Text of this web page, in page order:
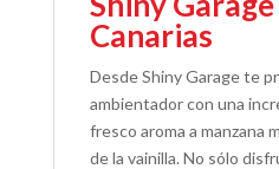
Canarias
Desde Shiny Garage te
ambientador con una
fresco aroma a manzana
de la vainilla. No sólo